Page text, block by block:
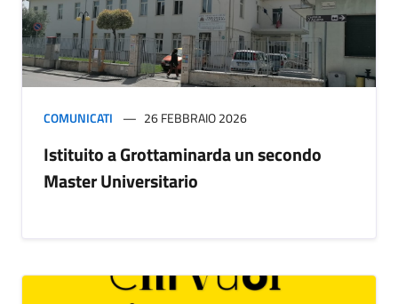
COMUNICATI 26 FEBBRAIO 2026
Istituito a Grottaminarda un secondo
Master Universitario